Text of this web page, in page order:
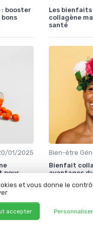
booster
Les
collagène
santé
01/2025
pour
Bienfait
avantages
votre santé
et vous donne le
accepter Personnaliser